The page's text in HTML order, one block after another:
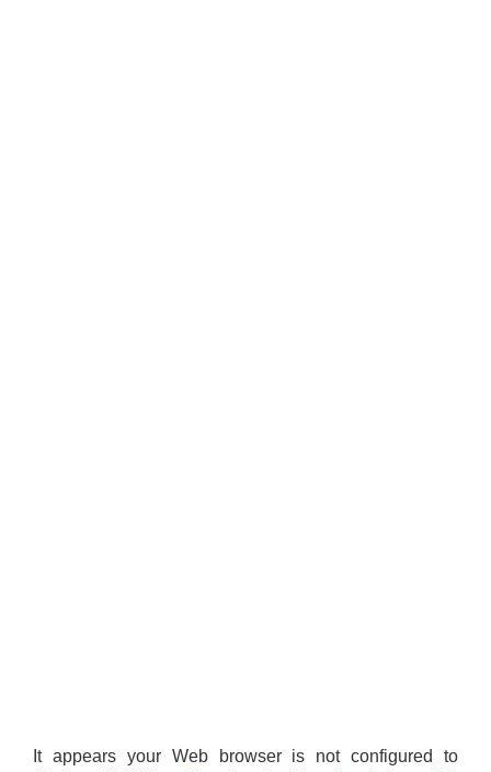
It appears your Web browser is not configured to